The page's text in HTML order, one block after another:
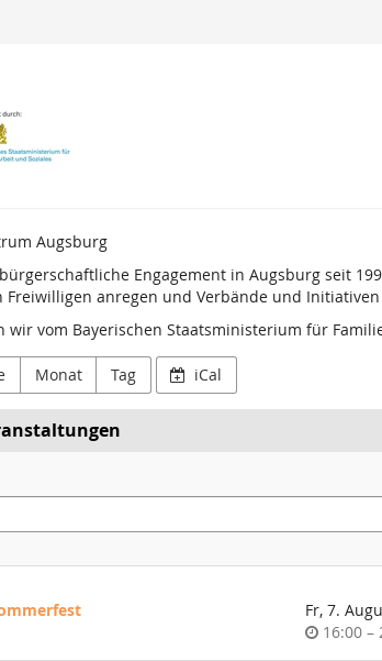
Augsburg
Engagement in Augsburg seit
Freiwilligen anregen und Verbände und
wir vom Bayerischen Staatsministerium für
Monat Tag iCal
Fr, 7.
Uhrzeit
16:00 –